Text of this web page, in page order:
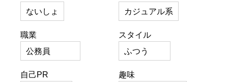
職業 スタイル
自己PR 趣味